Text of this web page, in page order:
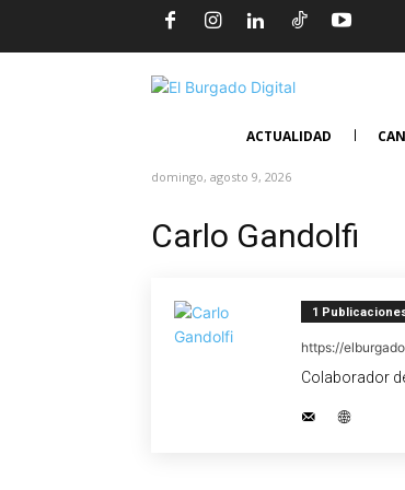
ACTUALIDAD
domingo, agosto 9, 2026
Carlo Gandolfi
1
https://
Colaborador